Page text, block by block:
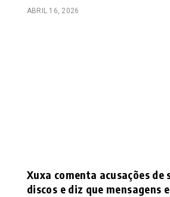
ABRIL 16, 2026
Xuxa comenta acusações de
discos e diz que mensagens